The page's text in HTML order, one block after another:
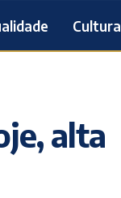
Cultura
alta